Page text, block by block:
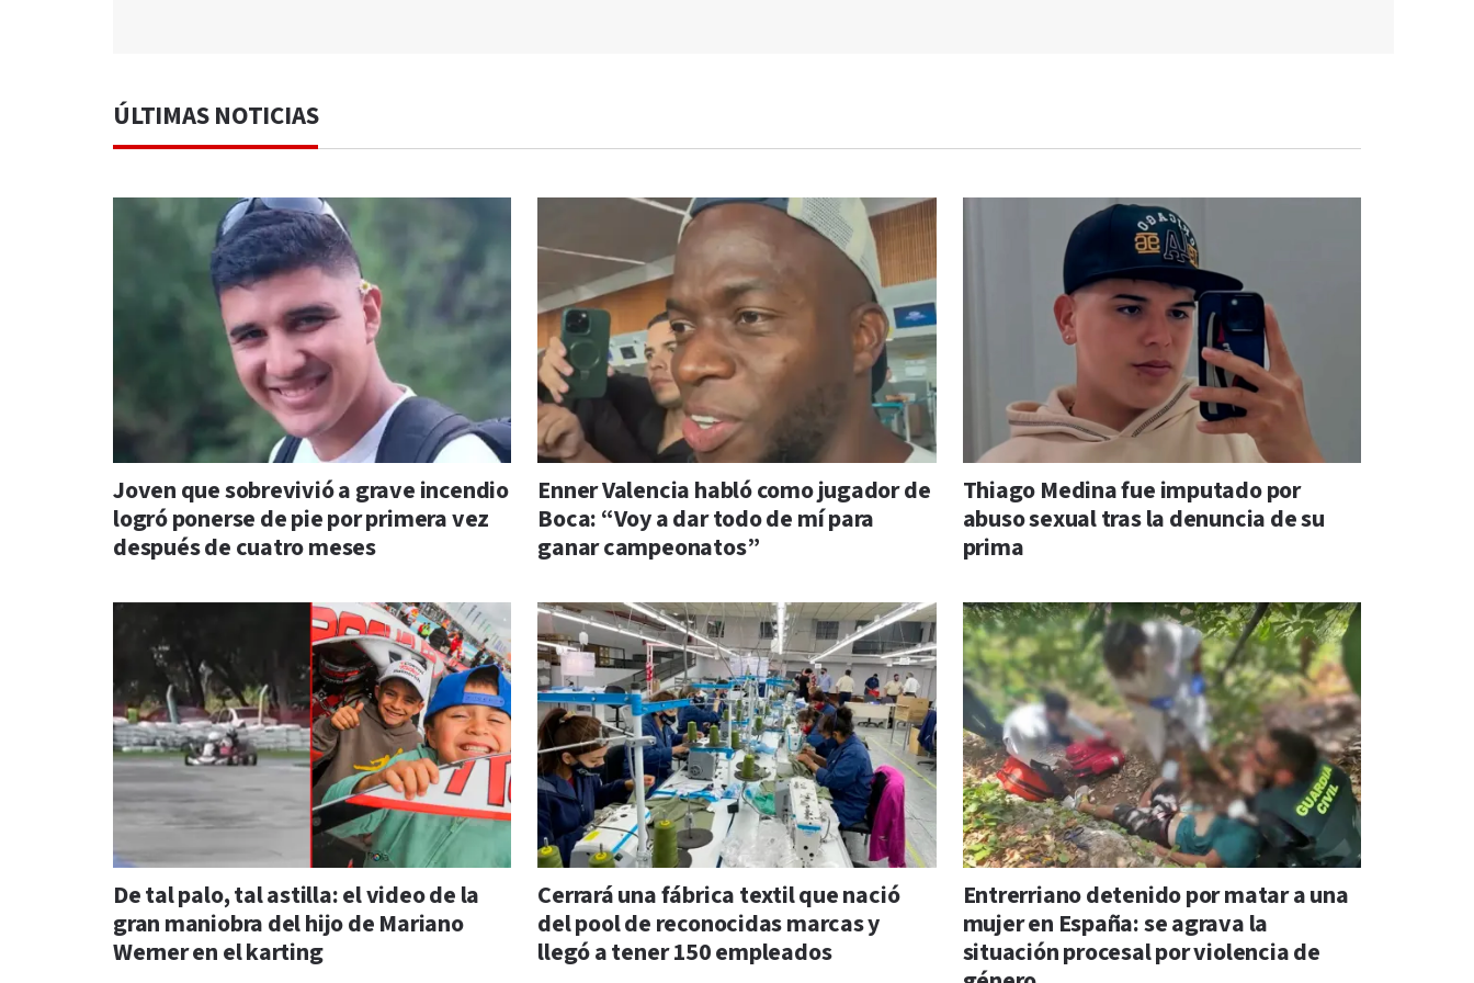
ÚLTIMAS NOTICIAS
Joven que sobrevivió a grave incendio
logró ponerse de pie por primera vez
después de cuatro meses
Enner Valencia habló como jugador de
Boca: “Voy a dar todo de mí para
ganar campeonatos”
Thiago Medina fue imputado por
abuso sexual tras la denuncia de su
prima
De tal palo, tal astilla: el video de la
gran maniobra del hijo de Mariano
Werner en el karting
Cerrará una fábrica textil que nació
del pool de reconocidas marcas y
llegó a tener 150 empleados
Entrerriano detenido por matar a una
mujer en España: se agrava la
situación procesal por violencia de